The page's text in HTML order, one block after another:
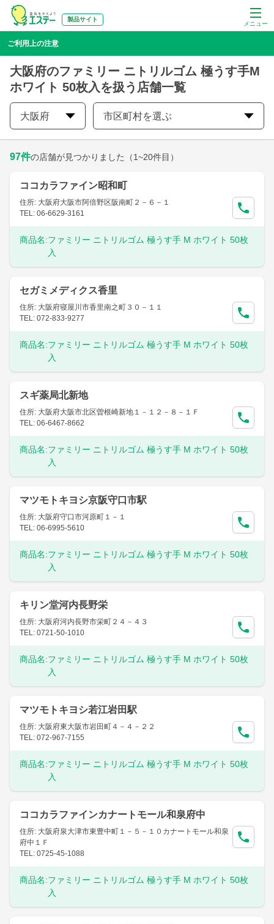
メニュー
製品サイト
ご利用上の注意
大阪府のファミリー ニトリルゴム 極うす手M
ホワイト 50枚入を扱う店舗一覧
大阪府 市区町村を選ぶ
97件の店舗が見つかりました （1~20件目）
ココカラファイン昭和町
住所: 大阪府大阪市阿倍野区阪南町２－６－１
TEL: 06-6629-3161
商品名:ファミリー ニトリルゴム 極うす手 M ホワイト 50枚
入
セガミメディクス香里
住所: 大阪府寝屋川市香里南之町３０－１１
TEL: 072-833-9277
商品名:ファミリー ニトリルゴム 極うす手 M ホワイト 50枚
入
スギ薬局北新地
住所: 大阪府大阪市北区曽根崎新地１－１２－８－１Ｆ
TEL: 06-6467-8662
商品名:ファミリー ニトリルゴム 極うす手 M ホワイト 50枚
入
マツモトキヨシ京阪守口市駅
住所: 大阪府守口市河原町１－１
TEL: 06-6995-5610
商品名:ファミリー ニトリルゴム 極うす手 M ホワイト 50枚
入
キリン堂河内長野栄
住所: 大阪府河内長野市栄町２４－４３
TEL: 0721-50-1010
商品名:ファミリー ニトリルゴム 極うす手 M ホワイト 50枚
入
マツモトキヨシ若江岩田駅
住所: 大阪府東大阪市岩田町４－４－２２
TEL: 072-967-7155
商品名:ファミリー ニトリルゴム 極うす手 M ホワイト 50枚
入
ココカラファインカナートモール和泉府中
住所: 大阪府泉大津市東豊中町１－５－１０カナートモール和泉
府中１Ｆ
TEL: 0725-45-1088
商品名:ファミリー ニトリルゴム 極うす手 M ホワイト 50枚
入